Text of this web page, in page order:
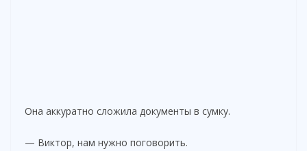
Она аккуратно сложила документы в сумку.
— Виктор, нам нужно поговорить.